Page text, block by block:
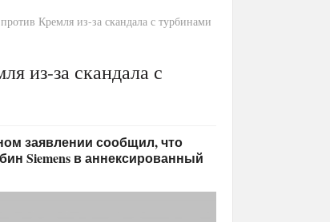
Кремля из-за скандала с турбинами
из-за скандала с
заявлении сообщил, что
Siemens в аннексированный